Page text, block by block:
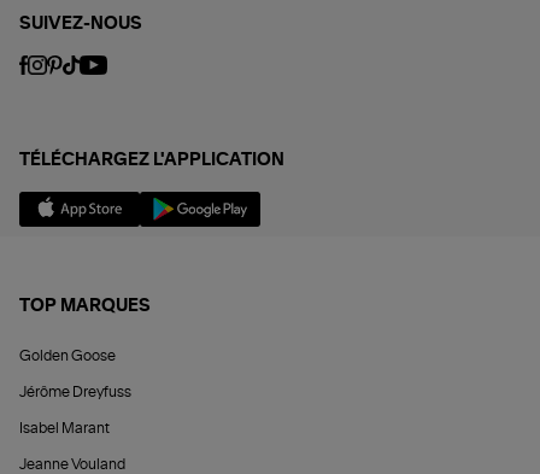
SUIVEZ-NOUS
TÉLÉCHARGEZ L'APPLICATION
TOP MARQUES
Golden Goose
Jérôme Dreyfuss
Isabel Marant
Jeanne Vouland